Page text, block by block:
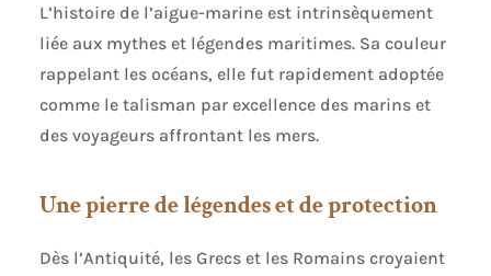
L’histoire de l’aigue-marine est intrinsèquement
liée aux mythes et légendes maritimes. Sa couleur
rappelant les océans, elle fut rapidement adoptée
comme le talisman par excellence des marins et
des voyageurs affrontant les mers.
Une pierre de légendes et de protection
Dès l’Antiquité, les Grecs et les Romains croyaient